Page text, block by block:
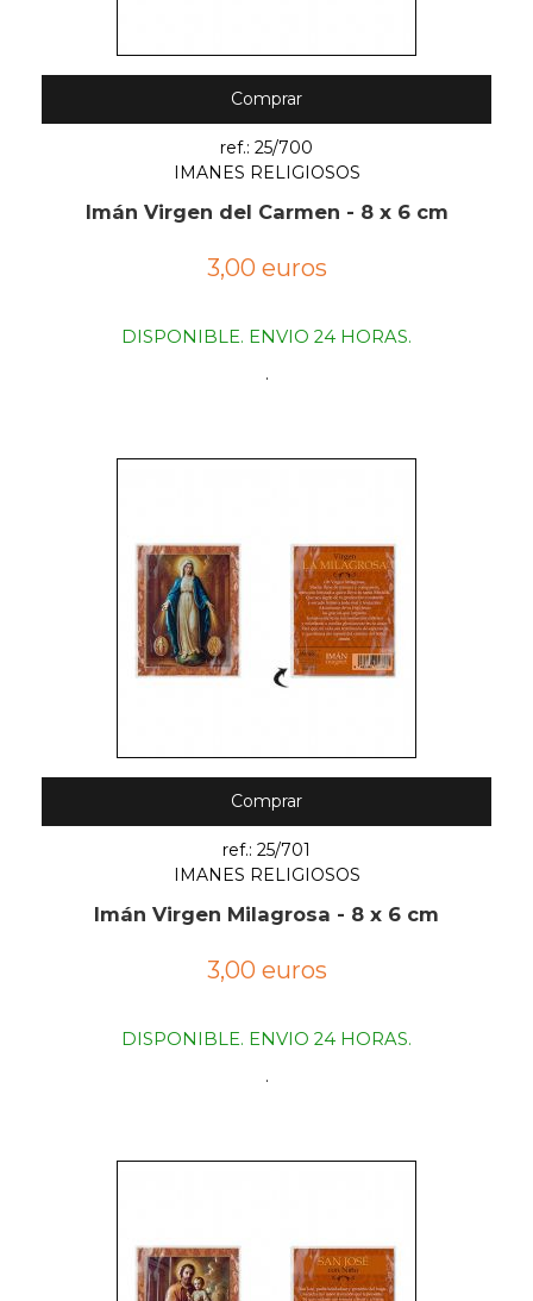
Comprar
ref.: 25/700
IMANES RELIGIOSOS
Imán Virgen del Carmen - 8 x 6 cm
3,00 euros
DISPONIBLE. ENVIO 24 HORAS.
.
Comprar
ref.: 25/701
IMANES RELIGIOSOS
Imán Virgen Milagrosa - 8 x 6 cm
3,00 euros
DISPONIBLE. ENVIO 24 HORAS.
.